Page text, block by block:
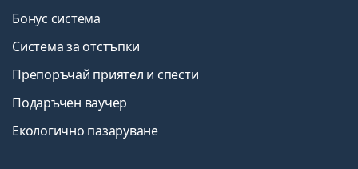
Бонус система
Система за отстъпки
Препоръчай приятел и спести
Подаръчен ваучер
Екологично пазаруване